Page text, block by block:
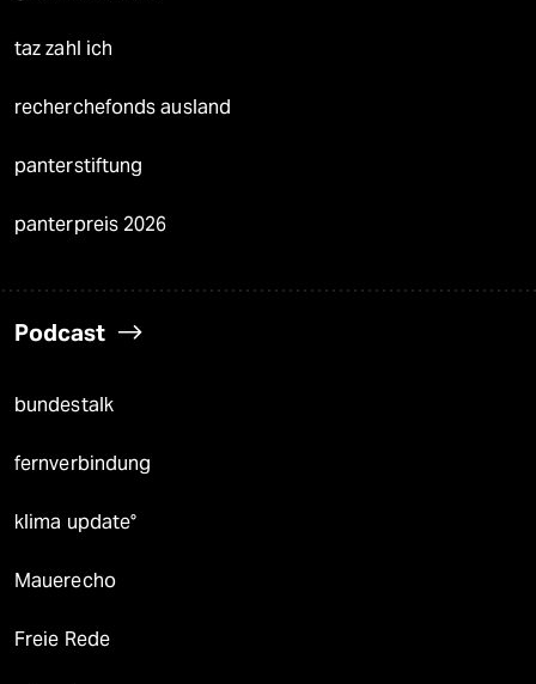
taz zahl ich
recherchefonds ausland
panterstiftung
panterpreis 2026
Podcast
bundestalk
fernverbindung
klima update°
Mauerecho
Freie Rede